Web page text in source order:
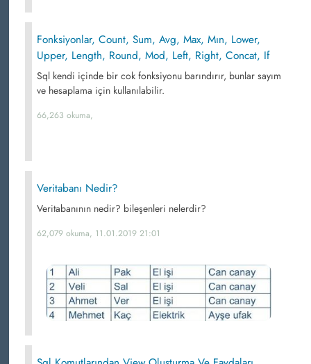
Fonksiyonlar, Count, Sum, Avg, Max, Mın, Lower,
Upper, Length, Round, Mod, Left, Right, Concat, If
Sql kendi içinde bir cok fonksiyonu barındırır, bunlar sayım
ve hesaplama için kullanılabilir.
66,263 okuma,
Veritabanı Nedir?
Veritabanının nedir? bileşenleri nelerdir?
62,079 okuma, 11.01.2019 21:01